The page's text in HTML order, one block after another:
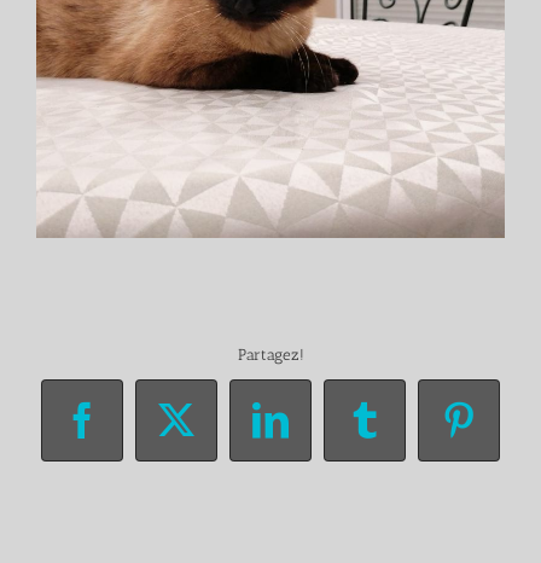
Partagez!
Facebook
X LinkedInTumblr